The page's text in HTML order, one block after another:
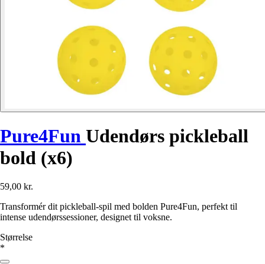
Pure4Fun Udendørs pickleball
bold (x6)
59,00 kr.
Transformér dit pickleball-spil med bolden Pure4Fun, perfekt til
intense udendørssessioner, designet til voksne.
Størrelse
*